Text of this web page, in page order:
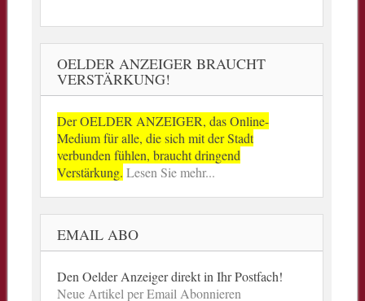
OELDER ANZEIGER BRAUCHT
VERSTÄRKUNG!
Der OELDER ANZEIGER, das Online-
Medium für alle, die sich mit der Stadt
verbunden fühlen, braucht dringend
Verstärkung. Lesen Sie mehr...
EMAIL ABO
Den Oelder Anzeiger direkt in Ihr Postfach!
Neue Artikel per Email Abonnieren